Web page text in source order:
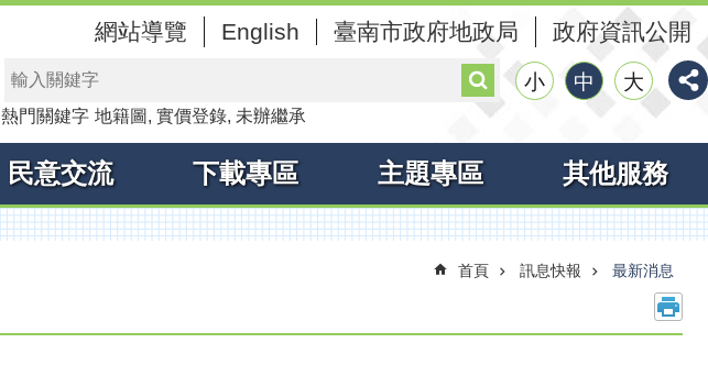
網站導覽 English 臺南市政府地政局 政府資訊公開
搜
尋 小 中 大
熱門關鍵字 地籍圖 實價登錄 未辦繼承
民意交流 下載專區 主題專區 其他服務
首頁 訊息快報 最新消息